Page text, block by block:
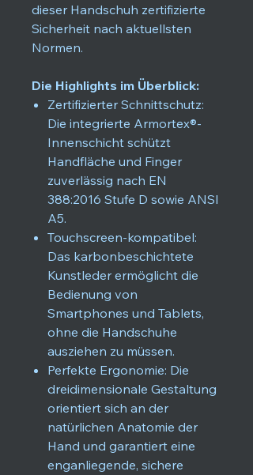
dieser Handschuh zertifizierte
Sicherheit nach aktuellsten
Normen.
Die Highlights im Überblick:
Zertifizierter Schnittschutz:
Die integrierte Armortex®-
Innenschicht schützt
Handfläche und Finger
zuverlässig nach EN
388:2016 Stufe D sowie ANSI
A5.
Touchscreen-kompatibel:
Das karbonbeschichtete
Kunstleder ermöglicht die
Bedienung von
Smartphones und Tablets,
ohne die Handschuhe
ausziehen zu müssen.
Perfekte Ergonomie: Die
dreidimensionale Gestaltung
orientiert sich an der
natürlichen Anatomie der
Hand und garantiert eine
enganliegende, sichere